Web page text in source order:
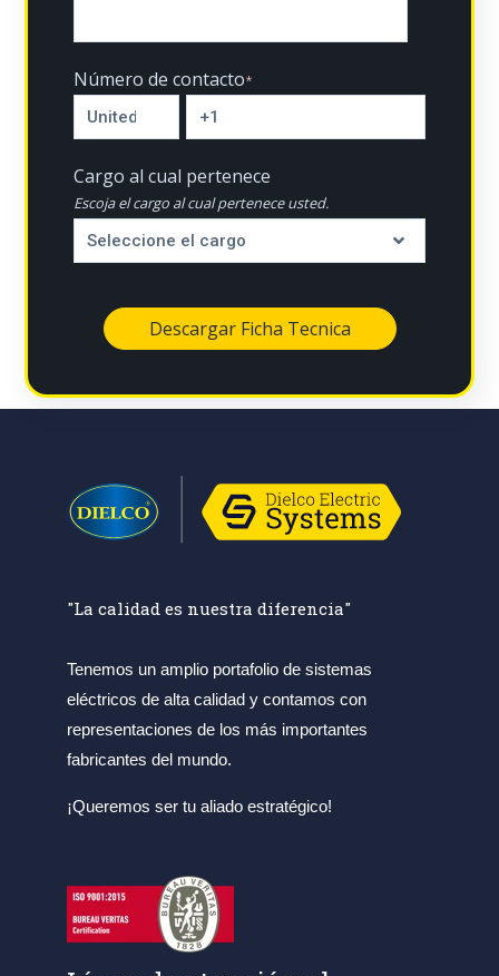
Número de contacto*
Cargo al cual pertenece
Escoja el cargo al cual pertenece usted.
"La calidad es nuestra diferencia"
Tenemos un amplio portafolio de sistemas
eléctricos de alta calidad y contamos con
representaciones de los más importantes
fabricantes del mundo.
¡Queremos ser tu aliado estratégico!